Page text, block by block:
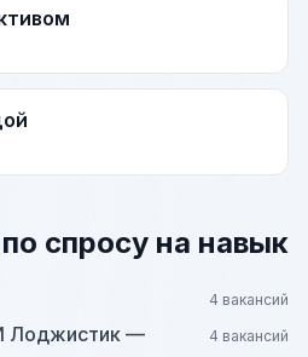
спросу на навык
4 вакансий
Лоджистик —
4 вакансий